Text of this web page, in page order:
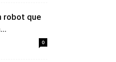
robot que
0